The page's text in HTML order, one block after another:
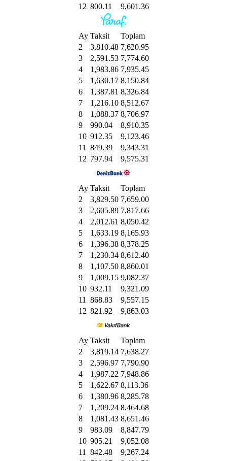
12 800.11 9,601.36
Ay Taksit
Toplam
2
3,810.48 7,620.95
3
2,591.53 7,774.60
4
1,983.86 7,935.45
5
1,630.17 8,150.84
6
1,387.81 8,326.84
7
1,216.10 8,512.67
8
1,088.37 8,706.97
9
990.04
8,910.35
10 912.35
9,123.46
11
849.39
9,343.31
12 797.94 9,575.31
Ay Taksit
Toplam
2
3,829.50 7,659.00
3
2,605.89 7,817.66
4
2,012.61 8,050.42
5
1,633.19 8,165.93
6
1,396.38 8,378.25
7
1,230.34 8,612.40
8
1,107.50 8,860.01
9
1,009.15 9,082.37
10 932.11
9,321.09
11
868.83
9,557.15
12 821.92 9,863.03
Ay Taksit
Toplam
2
3,819.14 7,638.27
3
2,596.97 7,790.90
4
1,987.22 7,948.86
5
1,622.67 8,113.36
6
1,380.96 8,285.78
7
1,209.24 8,464.68
8
1,081.43 8,651.46
9
983.09
8,847.79
10 905.21
9,052.08
11
842.48
9,267.24